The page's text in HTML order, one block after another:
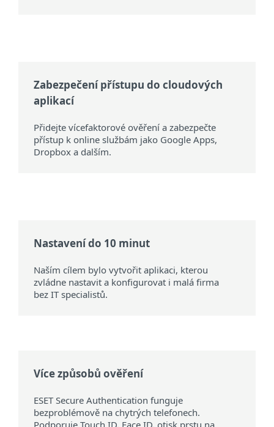
Zabezpečení přístupu do cloudových
aplikací
Přidejte vícefaktorové ověření a zabezpečte
přístup k online službám jako Google Apps,
Dropbox a dalším.
Nastavení do 10 minut
Naším cílem bylo vytvořit aplikaci, kterou
zvládne nastavit a konfigurovat i malá firma
bez IT specialistů.
Více způsobů ověření
ESET Secure Authentication funguje
bezproblémově na chytrých telefonech.
Podporuje Touch ID, Face ID, otisk prstu na